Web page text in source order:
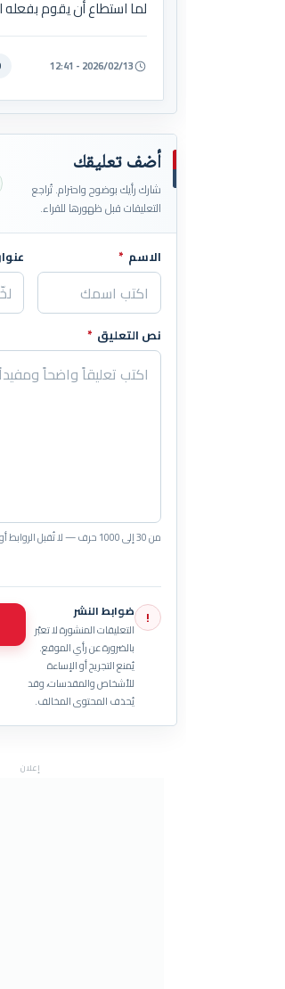
لما استطاع أن يقوم بفعله
2026/02/13 - 12:41
أضف تعليقك
شارك رأيك بوضوح واحترام. تُراجع
التعليقات قبل ظهورها للقراء.
اترك هذا الحقل فارغاً
الاسم *
نص التعليق *
من 30 إلى 1000 حرف — لا تُقبل الروابط أو أكواد HTML.
! ضوابط النشر
التعليقات المنشورة لا تعبّر
بالضرورة عن رأي الموقع.
يُمنع التجريح أو الإساءة
للأشخاص والمقدسات، وقد
يُحذف المحتوى المخالف.
إعلان